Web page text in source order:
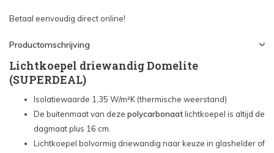
Dagmaat lichtkoepel: 60x60 cm - €235,19
Dagmaat lichtkoepel: 60x90 cm - €337,38
Dagmaat lichtkoepel: 70x70 cm - €288,54
Dagmaat lichtkoepel: 70x100 cm - €371,94
Betaal eenvoudig direct online!
Productomschrijving
Lichtkoepel driewandig Domelite
(SUPERDEAL)
Isolatiewaarde 1,35 W/m²K (thermische weerstand)
De buitenmaat van deze polycarbonaatlichtkoepel is altijd de
dagmaat plus 16 cm.
Lichtkoepel bolvormig driewandig naar keuze in glashelder of